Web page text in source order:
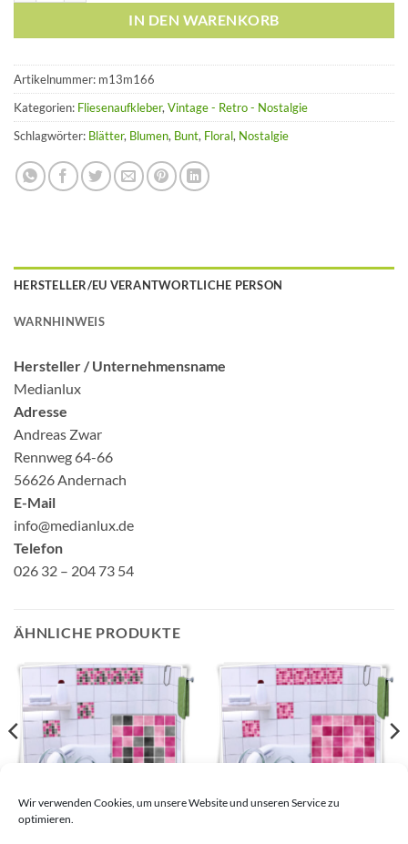
Wir verwenden Cookies, um unsere Website und unseren Service zu
optimieren.
IN DEN WARENKORB
Artikelnummer: m13m166
Kategorien: Fliesenaufkleber, Vintage - Retro - Nostalgie
Schlagwörter: Blätter, Blumen, Bunt, Floral, Nostalgie
HERSTELLER/EU VERANTWORTLICHE PERSON
WARNHINWEIS
Hersteller /Unternehmensname
Medianlux
Adresse
Andreas Zwar
Rennweg 64-66
56626 Andernach
E-Mail
info@medianlux.de
Telefon
026 32 – 204 73 54
ÄHNLICHE PRODUKTE
Fliesenaufkleber Mosaik
Fliesenaufkleber Mosaik